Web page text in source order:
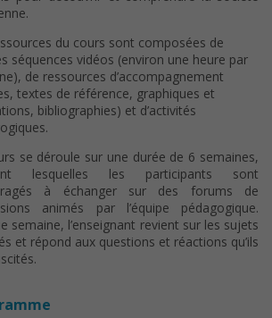
du cours sont composées de
séquences vidéos (environ une heure par
de ressources d’accompagnement
textes de référence, graphiques et
bibliographies) et d’activités
se déroule sur une durée de 6 semaines,
lesquelles les participants sont
à échanger sur des forums de
animés par l’équipe pédagogique.
semaine, l’enseignant revient sur les sujets
et répond aux questions et réactions qu’ils